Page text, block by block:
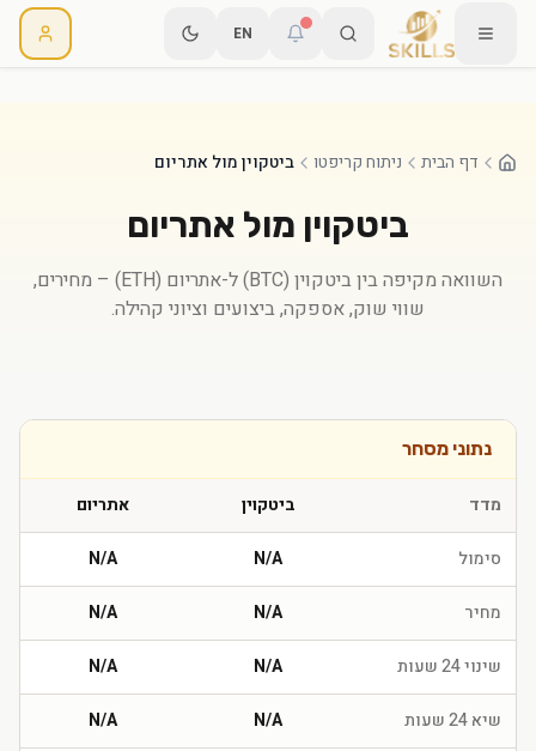
EN
דף הבית ניתוח קריפטו ביטקוין מול אתריום
ביטקוין מול אתריום
השוואה מקיפה ביןביטקוין (
BTC) ל-אתריום (
ETH) – מחירים,
שווי שוק, אספקה, ביצועים וציוני קהילה.
נתוני מסחר
מדד ביטקוין אתריום
סימול N/A
N/A
מחיר N/A
N/A
שינוי 24 שעות N/A
N/A
שיא 24 שעות N/A
N/A